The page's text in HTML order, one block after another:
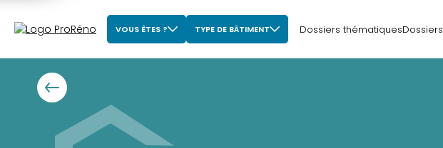
VOUS ÊTES ? TYPE DE BÂTIMENT Dossiers thématiquesDossiers